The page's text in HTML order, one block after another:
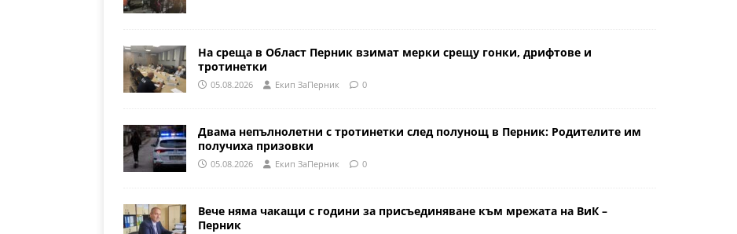
На среща в Област Перник взимат мерки срещу гонки, дрифтове и
тротинетки
05.08.2026 Eкип ЗаПерник 0
Двама непълнолетни с тротинетки след полунощ в Перник: Родителите им
получиха призовки
05.08.2026 Eкип ЗаПерник 0
Вече няма чакащи с години за присъединяване към мрежата на ВиК –
Перник